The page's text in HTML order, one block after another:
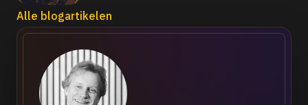
Alle blogartikelen